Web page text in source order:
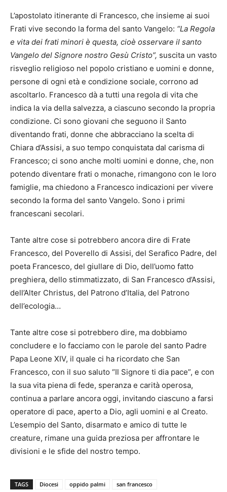
L’apostolato itinerante di Francesco, che insieme ai suoi
Frati vive secondo la forma del santo Vangelo: “La Regola
e vita dei frati minori è questa, cioè osservare il santo
Vangelo del Signore nostro Gesù Cristo”, suscita un vasto
risveglio religioso nel popolo cristiano e uomini e donne,
persone di ogni età e condizione sociale, corrono ad
ascoltarlo. Francesco dà a tutti una regola di vita che
indica la via della salvezza, a ciascuno secondo la propria
condizione. Ci sono giovani che seguono il Santo
diventando frati, donne che abbracciano la scelta di
Chiara d’Assisi, a suo tempo conquistata dal carisma di
Francesco; ci sono anche molti uomini e donne, che, non
potendo diventare frati o monache, rimangono con le loro
famiglie, ma chiedono a Francesco indicazioni per vivere
secondo la forma del santo Vangelo. Sono i primi
francescani secolari.
Tante altre cose si potrebbero ancora dire di Frate
Francesco, del Poverello di Assisi, del Serafico Padre, del
poeta Francesco, del giullare di Dio, dell’uomo fatto
preghiera, dello stimmatizzato, di San Francesco d’Assisi,
dell’Alter Christus, del Patrono d’Italia, del Patrono
dell’ecologia…
Tante altre cose si potrebbero dire, ma dobbiamo
concludere e lo facciamo con le parole del santo Padre
Papa Leone XIV, il quale ci ha ricordato che San
Francesco, con il suo saluto “Il Signore ti dia pace”, e con
la sua vita piena di fede, speranza e carità operosa,
continua a parlare ancora oggi, invitando ciascuno a farsi
operatore di pace, aperto a Dio, agli uomini e al Creato.
L’esempio del Santo, disarmato e amico di tutte le
creature, rimane una guida preziosa per affrontare le
divisioni e le sfide del nostro tempo.
TAGS Diocesi oppido palmi san francesco